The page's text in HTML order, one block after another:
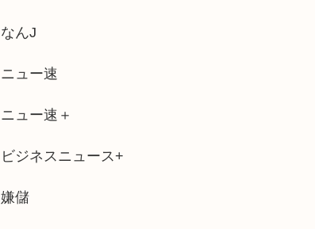
なんJ
ニュー速
ニュー速＋
ビジネスニュース+
嫌儲